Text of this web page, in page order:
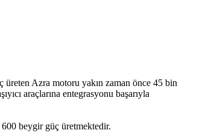
üreten Azra motoru yakın zaman önce 45 bin
araçlarına entegrasyonu başarıyla
beygir güç üretmektedir.